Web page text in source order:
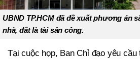
UBND TP.HCM đã đề xuất phương án
nhà, đất là tài sản công.
Tại cuộc họp, Ban Chỉ đạo yêu